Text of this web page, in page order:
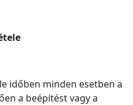
időben minden esetben a
a beépítést vagy a